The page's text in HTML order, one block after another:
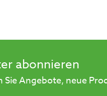
abonnieren
Sie Angebote, neue